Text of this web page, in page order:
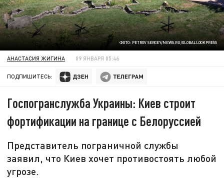
ФОТО: PETROV SERGEY/NEWS.RU/GLOBALLOOKPRESS
АНАСТАСИЯ ЖИГИНА 09 ЯНВАРЯ 05:46
ПОДПИШИТЕСЬ:
Госпогранслужба Украины: Киев строит
фортификации на границе с Белоруссией
Представитель пограничной службы
заявил, что Киев хочет противостоять любой
угрозе.